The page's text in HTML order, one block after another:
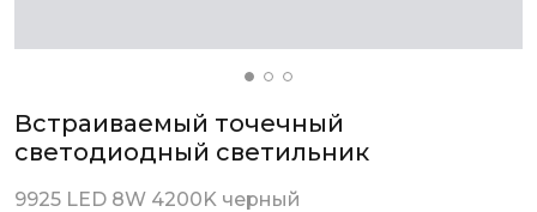
Встраиваемый точечный
светодиодный светильник
9925 LED 8W 4200K черный